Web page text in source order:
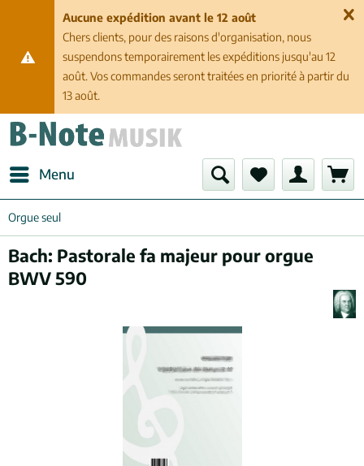
Aucune expédition avant le 12 août
Chers clients, pour des raisons d'organisation, nous
suspendons temporairement les expéditions jusqu'au 12
août. Vos commandes seront traitées en priorité à partir du
13 août.
Menu
Orgue seul
Bach: Pastorale fa majeur pour orgue
BWV 590